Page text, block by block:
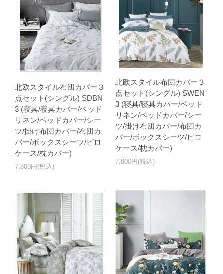
北欧スタイル布団カバー３
点セット(シングル) SDBN
3 (寝具/寝具カバー/ベッド
リネン/ベッドカバー/シー
ツ/掛け布団カバー/布団カ
バー/ボックスシーツ/ピロ
ケース/枕カバー)
7,800円(税込)
北欧スタイル布団カバー３
点セット(シングル) SWEN
3 (寝具/寝具カバー/ベッド
リネン/ベッドカバー/シー
ツ/掛け布団カバー/布団カ
バー/ボックスシーツ/ピロ
ケース/枕カバー)
7,800円(税込)